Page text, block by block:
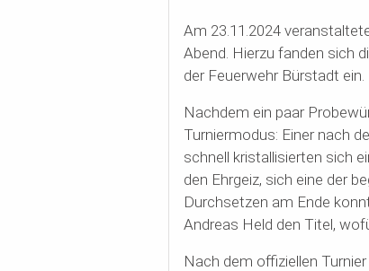
Am 23.11.2024
Abend. Hierzu fanden sich
der Feuerwehr Bürstadt ein.
Nachdem ein paar
Turniermodus: Einer nach
schnell kristallisierten sich
den Ehrgeiz, sich eine der
Durchsetzen am Ende
Andreas Held den Titel,
Nach dem offiziellen